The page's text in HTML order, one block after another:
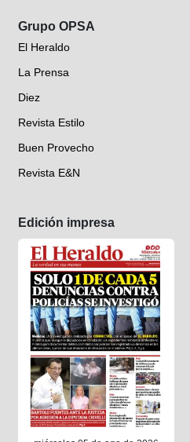
Grupo OPSA
El Heraldo
La Prensa
Diez
Revista Estilo
Buen Provecho
Revista E&N
Edición impresa